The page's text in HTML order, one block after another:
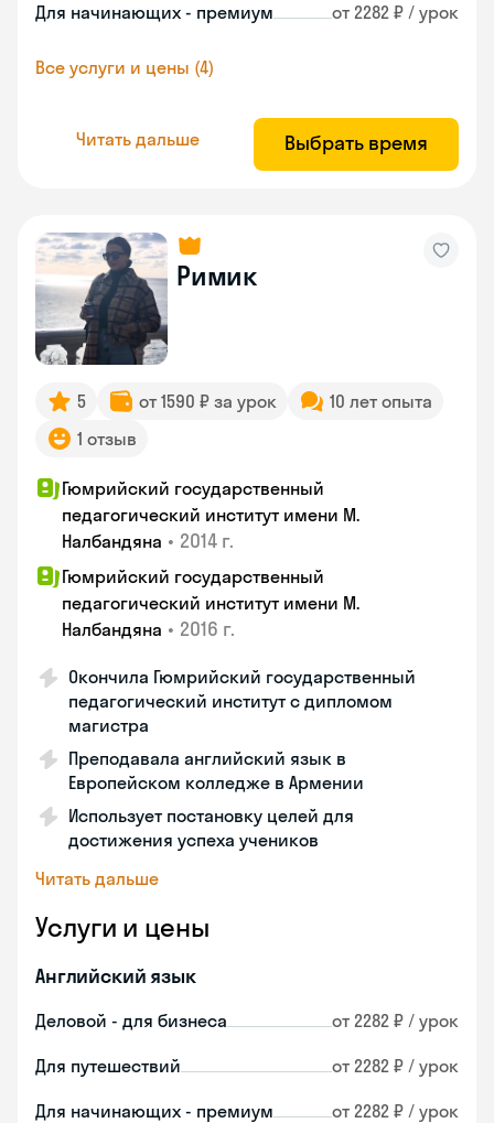
Для начинающих - премиум от 2282 ₽ / урок
Все услуги и цены (4)
Читать дальше Выбрать время
Римик
5 от 1590 ₽ за урок
10 лет опыта
1 отзыв
Гюмрийский государственный
педагогический институт имени М.
Налбандяна • 2014 г.
Гюмрийский государственный
педагогический институт имени М.
Налбандяна • 2016 г.
Окончила Гюмрийский государственный
педагогический институт с дипломом
магистра
Преподавала английский язык в
Европейском колледже в Армении
Использует постановку целей для
достижения успеха учеников
Читать дальше
Услуги и цены
Английский язык
Деловой - для бизнеса от 2282 ₽ / урок
Для путешествий от 2282 ₽ / урок
Для начинающих - премиум от 2282 ₽ / урок